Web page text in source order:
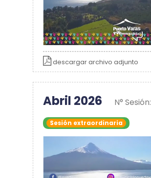
descargar archivo adjunto
Abril 2026 N° Sesión:
Sesión extraordinaria